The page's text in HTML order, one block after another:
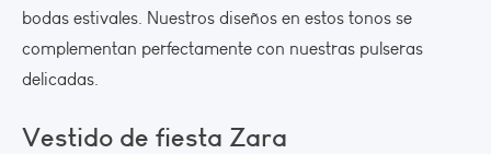
bodas estivales. Nuestros diseños en estos tonos se
complementan perfectamente con nuestras pulseras
delicadas.
Vestido de fiesta Zara